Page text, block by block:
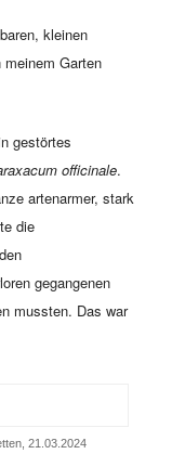
kleinen
Garten
gestörtes
officinale.
artenarmer, stark
die
gegangenen
mussten. Das war
21.03.2024